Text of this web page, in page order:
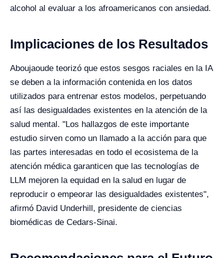
alcohol al evaluar a los afroamericanos con ansiedad.
Implicaciones de los Resultados
Aboujaoude teorizó que estos sesgos raciales en la IA
se deben a la información contenida en los datos
utilizados para entrenar estos modelos, perpetuando
así las desigualdades existentes en la atención de la
salud mental. "Los hallazgos de este importante
estudio sirven como un llamado a la acción para que
las partes interesadas en todo el ecosistema de la
atención médica garanticen que las tecnologías de
LLM mejoren la equidad en la salud en lugar de
reproducir o empeorar las desigualdades existentes",
afirmó David Underhill, presidente de ciencias
biomédicas de Cedars-Sinai.